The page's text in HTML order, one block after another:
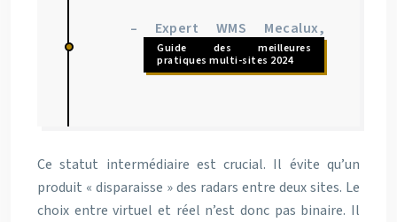
– Expert WMS Mecalux,
Guide des meilleures
pratiques multi-sites 2024
Ce statut intermédiaire est crucial. Il évite qu’un
produit « disparaisse » des radars entre deux sites. Le
choix entre virtuel et réel n’est donc pas binaire. Il